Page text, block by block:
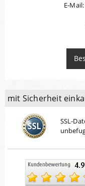
E-
mit Sicherheit
SSL-